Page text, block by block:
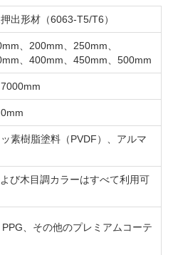
出形材（6063-T5/T6）
、200mm、250mm、
、400mm、450mm、500mm
素樹脂塗料（PVDF）、アルマ
び木目調カラーはすべて利用可
、その他のプレミアムコーテ